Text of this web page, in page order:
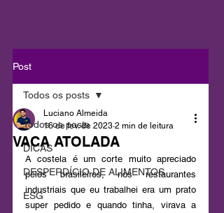
Post
Todos os posts
DICAS
DESPERDÍCIO DE ALIMENTOS
ESG
Todos os posts
VACA ATOLADA
Luciano Almeida
16 de fev. de 2023 2 min de leitura
A costela é um corte muito apreciado
pelos brasileiros, nos restaurantes
industriais que eu trabalhei era um prato
super pedido e quando tinha, virava a